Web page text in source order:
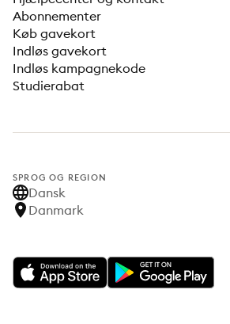
Abonnementer
Køb gavekort
Indløs gavekort
Indløs kampagnekode
Studierabat
SPROG OG REGION
Dansk
Danmark